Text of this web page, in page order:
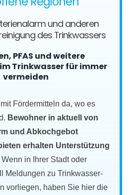
und anderen
des Trinkwassers
PFAS und weitere
Trinkwasser für immer
vermeiden
Fördermitteln da, wo es
Bewohner in aktuell von
und Abkochgebot
erhalten Unterstützung
Wenn in Ihrer Stadt oder
Meldungen zu Trinkwasser-
vorliegen, haben Sie hier die